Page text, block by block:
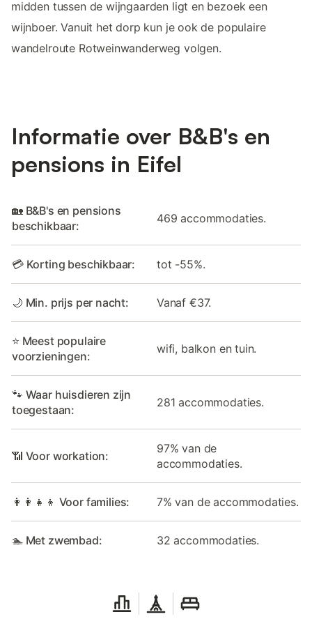
midden tussen de wijngaarden ligt en bezoek een
wijnboer. Vanuit het dorp kun je ook de populaire
wandelroute Rotweinwanderweg volgen.
Informatie over B&B's en
pensions in Eifel
🏡 B&B's en pensions
beschikbaar:
469 accommodaties.
💳 Korting beschikbaar: tot -55%.
🌙 Min. prijs per nacht: Vanaf €37.
⭐ Meest populaire
voorzieningen:
wifi, balkon en tuin.
🐾 Waar huisdieren zijn
toegestaan:
281 accommodaties.
📶 Voor workation:
97% van de
accommodaties.
👩‍👩‍👧‍👦 Voor families: 7% van de accommodaties.
🏊 Met zwembad: 32 accommodaties.